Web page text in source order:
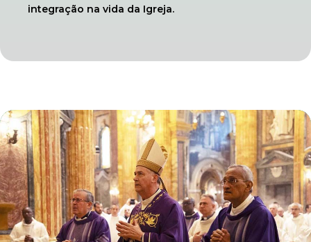
integração na vida da Igreja.